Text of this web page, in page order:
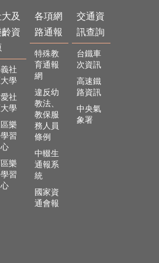
及
資
社
學
社
學
樂
習
樂
習
各項網
路通報
特殊教
育通報
網
違反幼
教法、
教保服
務人員
條例
中輟生
通報系
統
國家資
通會報
交通資
訊查詢
台鐵車
次資訊
高速鐵
路資訊
中央氣
象署